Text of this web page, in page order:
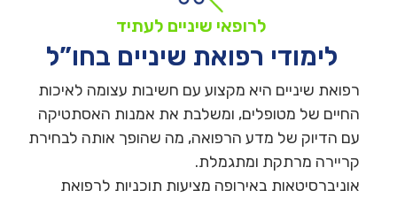
לרופאי שיניים לעתיד
לימודי רפואת שיניים בחו”ל
רפואת שיניים היא מקצוע עם חשיבות עצומה לאיכות
החיים של מטופלים, ומשלבת את אמנות האסתטיקה
עם הדיוק של מדע הרפואה, מה שהופך אותה לבחירת
קריירה מרתקת ומתגמלת.
אוניברסיטאות באירופה מציעות תוכניות לרפואת